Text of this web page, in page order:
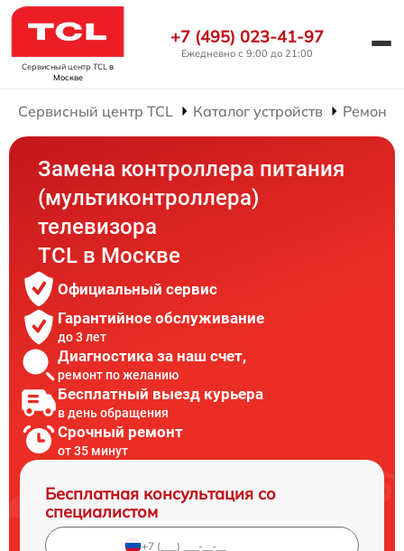
Сервисный центр TCL в
Москве
+7 (495) 023-41-97
Ежедневно с 9:00 до 21:00
Сервисный центр TCL Каталог устройств Ремонт
Замена контроллера питания
(мультиконтроллера)
телевизора
TCL в Москве
Официальный сервис
Гарантийное обслуживание
до 3 лет
Диагностика за наш счет,
ремонт по желанию
Бесплатный выезд курьера
в день обращения
Срочный ремонт
от 35 минут
Бесплатная консультация со
специалистом